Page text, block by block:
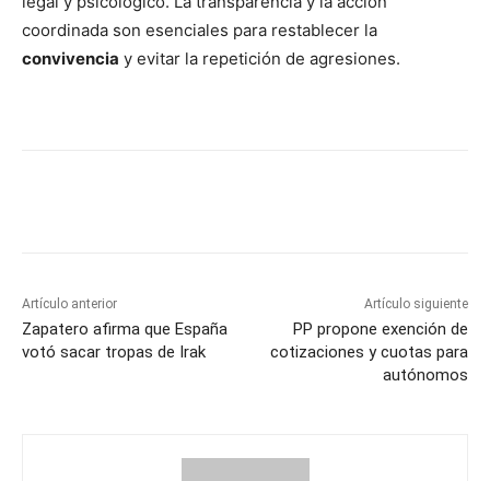
coordinada son esenciales para restablecer la
convivencia y evitar la repetición de agresiones.
Artículo anterior
Zapatero afirma que España
votó sacar tropas de Irak
Artículo siguiente
PP propone exención de
cotizaciones y cuotas para
autónomos